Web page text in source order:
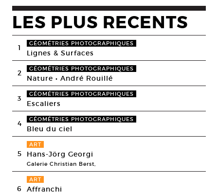
LES PLUS RECENTS
1 GÉOMÉTRIES PHOTOGRAPHIQUES
Lignes & Surfaces
2 GÉOMÉTRIES PHOTOGRAPHIQUES
Nature • André Rouillé
3 GÉOMÉTRIES PHOTOGRAPHIQUES
Escaliers
4 GÉOMÉTRIES PHOTOGRAPHIQUES
Bleu du ciel
5
ART
Hans-Jörg Georgi
Galerie Christian Berst,
6
ART
Affranchi